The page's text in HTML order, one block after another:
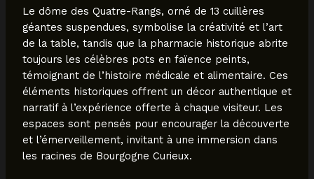
Le dôme des Quatre-Rangs, orné de 13 cuillères
géantes suspendues, symbolise la créativité et l’art
de la table, tandis que la pharmacie historique abrite
toujours les célèbres pots en faïence peints,
témoignant de l’histoire médicale et alimentaire. Ces
éléments historiques offrent un décor authentique et
narratif à l’expérience offerte à chaque visiteur. Les
espaces sont pensés pour encourager la découverte
et l’émerveillement, invitant à une immersion dans
les racines de Bourgogne Curieux.